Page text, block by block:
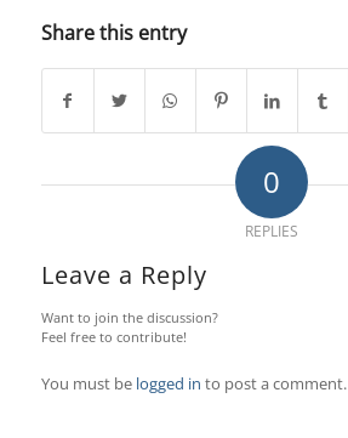
Share this entry
0
REPLIES
Leave a Reply
Want to join the discussion?
Feel free to contribute!
You must be logged in to post a comment.